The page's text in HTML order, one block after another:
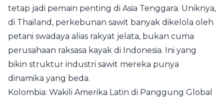
tetap jadi pemain penting di Asia Tenggara. Uniknya,
di Thailand, perkebunan sawit banyak dikelola oleh
petani swadaya alias rakyat jelata, bukan cuma
perusahaan raksasa kayak di Indonesia. Ini yang
bikin struktur industri sawit mereka punya
dinamika yang beda.
Kolombia: Wakili Amerika Latin di Panggung Global